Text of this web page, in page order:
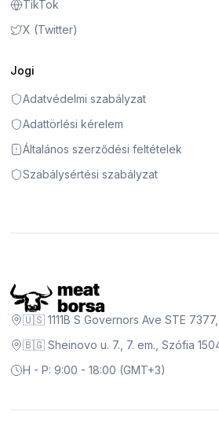
TikTok
X (Twitter)
Jogi
Adatvédelmi szabályzat
Adattörlési kérelem
Általános szerződési feltételek
Szabálysértési szabályzat
🇺🇸 1111B S Governors Ave STE
🇧🇬 Sheinovo u. 7., 7. em., Szófia
H - P: 9:00 - 18:00 (GMT+3)